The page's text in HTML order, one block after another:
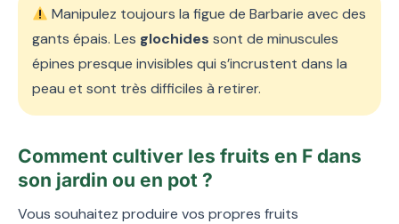
Manipulez toujours la figue de Barbarie avec des
gants épais. Les glochides sont de minuscules
épines presque invisibles qui s’incrustent dans la
peau et sont très difficiles à retirer.
Comment cultiver les fruits en F dans
son jardin ou en pot ?
Vous souhaitez produire vos propres fruits